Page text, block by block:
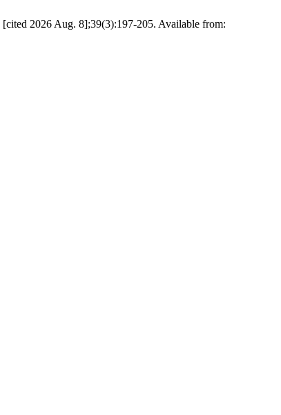
2026 Aug. 8];39(3):197-205. Available from: